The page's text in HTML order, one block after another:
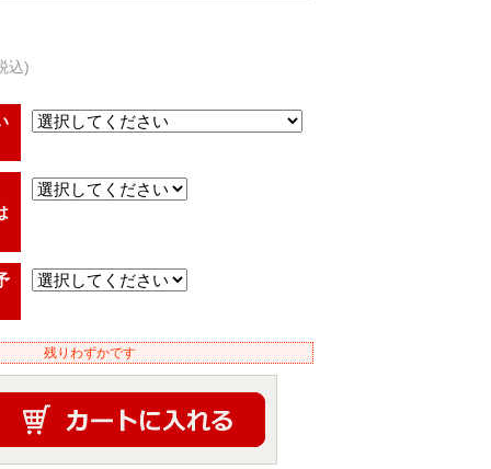
込)
残りわずかです